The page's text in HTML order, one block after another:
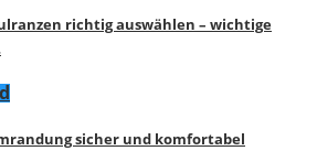
richtig auswählen – wichtige
sicher und komfortabel